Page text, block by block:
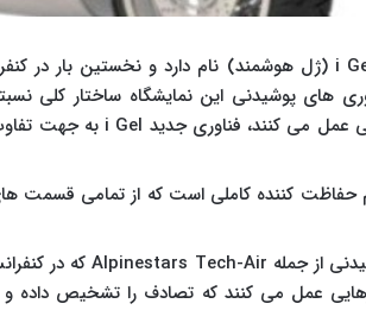
i (ژل هوشمند) نام دارد و نخستین بار در
های پوشیدنی این نمایشگاه ساختار کلی
می کنند، فناوری جدید i Gel به جهت
کننده کاملی است که از تمامی قسمت
از جمله Alpinestars Tech-Airکه در
عمل می کنند که تصادف را تشخیص داده